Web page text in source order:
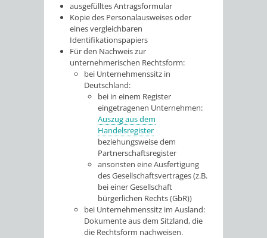
ausgefülltes Antragsformular
Kopie des Personalausweises oder
eines vergleichbaren
Identifikationspapiers
Für den Nachweis zur
unternehmerischen Rechtsform:
bei Unternehmenssitz in
Deutschland:
bei in einem Register
eingetragenen Unternehmen:
Auszug aus dem
Handelsregister
beziehungsweise dem
Partnerschaftsregister
ansonsten eine Ausfertigung
des Gesellschaftsvertrages (z.B.
bei einer Gesellschaft
bürgerlichen Rechts (GbR))
bei Unternehmenssitz im Ausland:
Dokumente aus dem Sitzland, die
die Rechtsform nachweisen.